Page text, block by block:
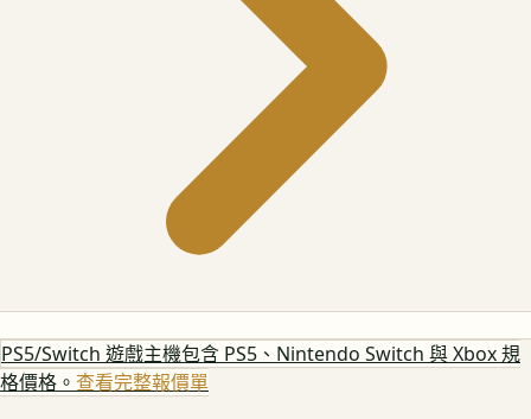
PS5/Switch 遊戲主機包含 PS5、Nintendo Switch 與 Xbox 規
格價格。 查看完整報價單